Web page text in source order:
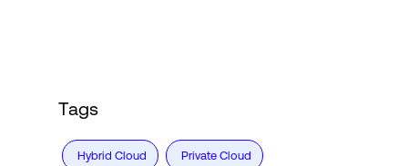
Tags
Hybrid Cloud Private Cloud